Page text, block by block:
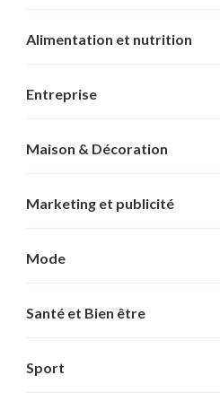
Alimentation et nutrition
Entreprise
Maison & Décoration
Marketing et publicité
Mode
Santé et Bien être
Sport